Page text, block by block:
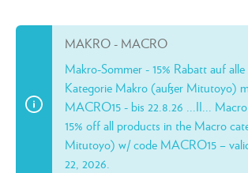
MAKRO - MACRO
Makro-Sommer - 15% Rabatt auf
Kategorie Makro (außer Mitutoyo)
MACRO15 - bis 22.8.26 ...II...
15% off all products in the Macro
Mitutoyo) w/ code MACRO15 –
22, 2026.